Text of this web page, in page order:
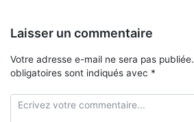
Laisser un commentaire
Votre adresse e-mail ne sera pas publiée.
obligatoires sont indiqués avec *